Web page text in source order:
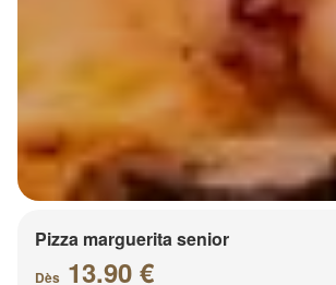
Pizza marguerita senior
Dès 13.90 €